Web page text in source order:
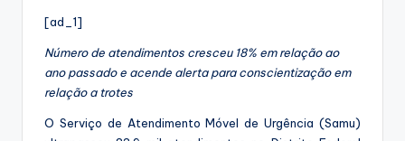
[ad_1]
Número de atendimentos cresceu 18% em relação ao
ano passado e acende alerta para conscientização em
relação a trotes
O Serviço de Atendimento Móvel de Urgência (Samu)